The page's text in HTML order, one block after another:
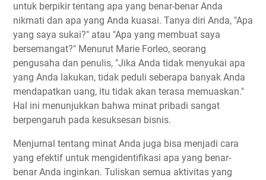
untuk berpikir tentang apa yang benar-benar Anda
nikmati dan apa yang Anda kuasai. Tanya diri Anda, "Apa
yang saya sukai?" atau "Apa yang membuat saya
bersemangat?" Menurut Marie Forleo, seorang
pengusaha dan penulis, "Jika Anda tidak menyukai apa
yang Anda lakukan, tidak peduli seberapa banyak Anda
mendapatkan uang, itu tidak akan terasa memuaskan."
Hal ini menunjukkan bahwa minat pribadi sangat
berpengaruh pada kesuksesan bisnis.
Menjurnal tentang minat Anda juga bisa menjadi cara
yang efektif untuk mengidentifikasi apa yang benar-
benar Anda inginkan. Tuliskan semua aktivitas yang